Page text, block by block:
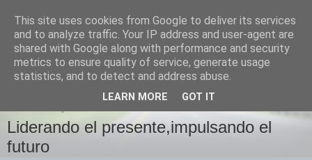
Izquierda Plural
Desde Cuenca para el mundo
Liderando el presente,impulsando el
futuro
This site uses cookies from Google to deliver its services
and to analyze traffic. Your IP address and user-agent are
shared with Google along with performance and security
metrics to ensure quality of service, generate usage
statistics, and to detect and address abuse.
LEARN MORE GOT IT